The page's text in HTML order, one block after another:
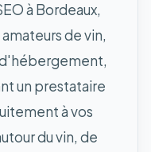
à Bordeaux,
de vin,
un prestataire
à vos
du vin, de